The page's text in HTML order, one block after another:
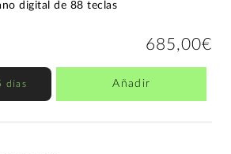
digital de 88 teclas
685,00€
días Añadir